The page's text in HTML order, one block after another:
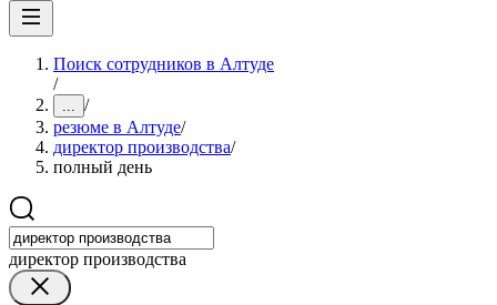
Поиск сотрудников в Алтуде
/
... /
резюме в Алтуде/
директор производства/
полный день
директор производства